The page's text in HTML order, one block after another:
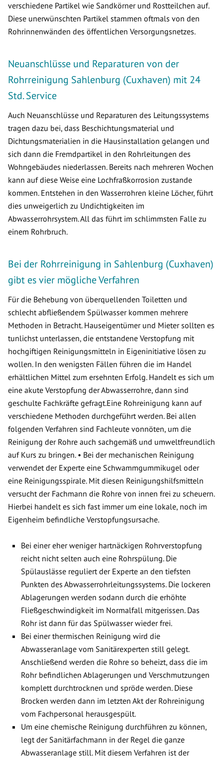
verschiedene Partikel wie Sandkörner und Rostteilchen auf.
Diese unerwünschten Partikel stammen oftmals von den
Rohrinnenwänden des öffentlichen Versorgungsnetzes.
Neuanschlüsse und Reparaturen von der
Rohrreinigung Sahlenburg (Cuxhaven) mit 24
Std. Service
Auch Neuanschlüsse und Reparaturen des Leitungssystems
tragen dazu bei, dass Beschichtungsmaterial und
Dichtungsmaterialien in die Hausinstallation gelangen und
sich dann die Fremdpartikel in den Rohrleitungen des
Wohngebäudes niederlassen. Bereits nach mehreren Wochen
kann auf diese Weise eine Lochfraßkorrosion zustande
kommen. Entstehen in den Wasserrohren kleine Löcher, führt
dies unweigerlich zu Undichtigkeiten im
Abwasserrohrsystem. All das führt im schlimmsten Falle zu
einem Rohrbruch.
Bei der Rohrreinigung in Sahlenburg (Cuxhaven)
gibt es vier mögliche Verfahren
Für die Behebung von überquellenden Toiletten und
schlecht abfließendem Spülwasser kommen mehrere
Methoden in Betracht. Hauseigentümer und Mieter sollten es
tunlichst unterlassen, die entstandene Verstopfung mit
hochgiftigen Reinigungsmitteln in Eigeninitiative lösen zu
wollen. In den wenigsten Fällen führen die im Handel
erhältlichen Mittel zum ersehnten Erfolg. Handelt es sich um
eine akute Verstopfung der Abwasserrohre, dann sind
geschulte Fachkräfte gefragt.Eine Rohreinigung kann auf
verschiedene Methoden durchgeführt werden. Bei allen
folgenden Verfahren sind Fachleute vonnöten, um die
Reinigung der Rohre auch sachgemäß und umweltfreundlich
auf Kurs zu bringen. • Bei der mechanischen Reinigung
verwendet der Experte eine Schwammgummikugel oder
eine Reinigungsspirale. Mit diesen Reinigungshilfsmitteln
versucht der Fachmann die Rohre von innen frei zu scheuern.
Hierbei handelt es sich fast immer um eine lokale, noch im
Eigenheim befindliche Verstopfungsursache.
Bei einer eher weniger hartnäckigen Rohrverstopfung
reicht nicht selten auch eine Rohrspülung. Die
Spülauslässe reguliert der Experte an den tiefsten
Punkten des Abwasserrohrleitungssystems. Die lockeren
Ablagerungen werden sodann durch die erhöhte
Fließgeschwindigkeit im Normalfall mitgerissen. Das
Rohr ist dann für das Spülwasser wieder frei.
Bei einer thermischen Reinigung wird die
Abwasseranlage vom Sanitärexperten still gelegt.
Anschließend werden die Rohre so beheizt, dass die im
Rohr befindlichen Ablagerungen und Verschmutzungen
komplett durchtrocknen und spröde werden. Diese
Brocken werden dann im letzten Akt der Rohreinigung
vom Fachpersonal herausgespült.
Um eine chemische Reinigung durchführen zu können,
legt der Sanitärfachmann in der Regel die ganze
Abwasseranlage still. Mit diesem Verfahren ist der